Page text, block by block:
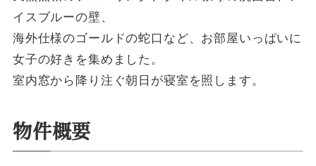
イスブルーの壁、
海外仕様のゴールドの蛇口など、お部屋いっぱいに
女子の好きを集めました。
室内窓から降り注ぐ朝日が寝室を照します。
物件概要